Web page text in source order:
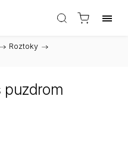
/ Roztoky /
puzdrom